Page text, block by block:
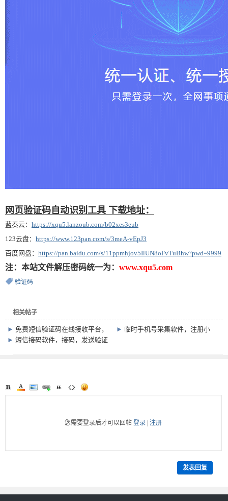
网页验证码自动识别工具 下载地址：
蓝奏云： https://xqu5.lanzoub.com/b02xes3eub
123云盘： https://www.123pan.com/s/3meA-vEpJ3
百度网盘： https://pan.baidu.com/s/11ppmhjov5IlUN8oFvTuBhw?pwd=9999
注：本站文件解压密码统一为： www.xqu5.com
验证码
相关帖子
►免费短信验证码在线接收平台，
可注册各类账号
► 临时手机号采集软件，注册小
►短信接码软件，接码，发送验证
您需要登录后才可以回帖登录 |注册
发表回复